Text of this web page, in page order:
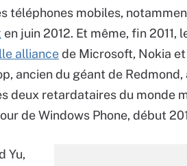
téléphones mobiles,
en juin 2012. Et même, fin 2011,
alliancede Microsoft, Nokia et
ancien du géant de Redmond,
deux retardataires du monde
de Windows Phone, début
Yu,